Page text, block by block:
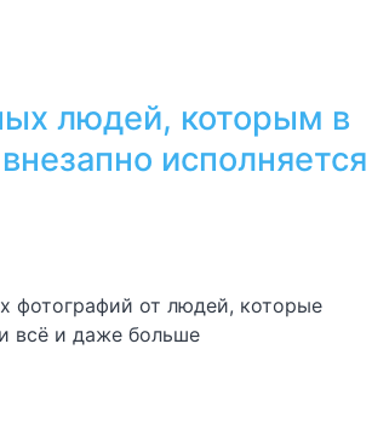
людей, которым в
исполняется
фотографий от людей, которые
всё и даже больше